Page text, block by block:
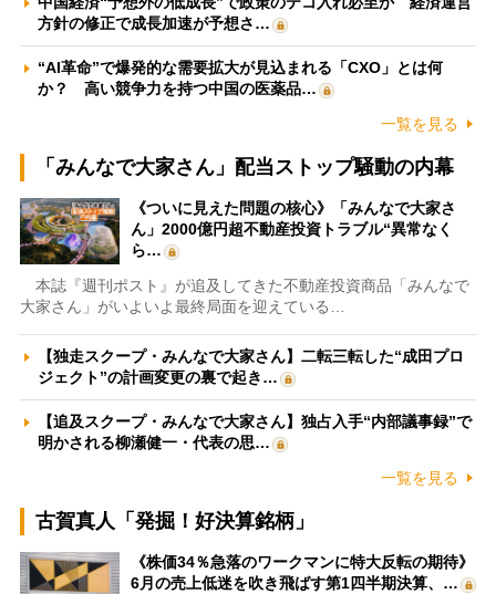
方針の修正で成長加速が予想さ…
“AI革命”で爆発的な需要拡大が見込まれる「CXO」とは何
か？ 高い競争力を持つ中国の医薬品…
一覧を見る
「みんなで大家さん」配当ストップ騒動の内幕
《ついに見えた問題の核心》「みんなで大家さ
ん」2000億円超不動産投資トラブル“異常なく
ら…
本誌『週刊ポスト』が追及してきた不動産投資商品「みんなで
大家さん」がいよいよ最終局面を迎えている…
【独走スクープ・みんなで大家さん】二転三転した“成田プロ
ジェクト”の計画変更の裏で起き…
【追及スクープ・みんなで大家さん】独占入手“内部議事録”で
明かされる柳瀬健一・代表の思…
一覧を見る
古賀真人「発掘！好決算銘柄」
《株価34％急落のワークマンに特大反転の期待》
6月の売上低迷を吹き飛ばす第1四半期決算、…